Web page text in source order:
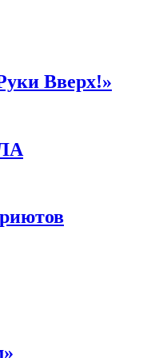
Вверх!»